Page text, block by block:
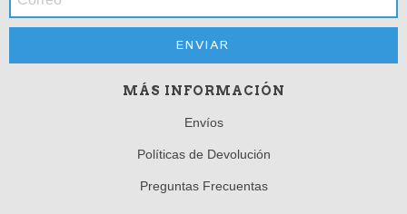
MÁS INFORMACIÓN
Envíos
Políticas de Devolución
Preguntas Frecuentas